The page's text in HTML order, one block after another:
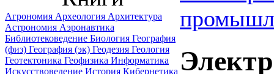
Агрономия Археология Архитектура
Астрономия Аэронавтика
Библиотековедение Биология География
(физ) География (эк) Геодезия Геология
Геотектоника Геофизика Информатика
Искусствоведение История Кибернетика